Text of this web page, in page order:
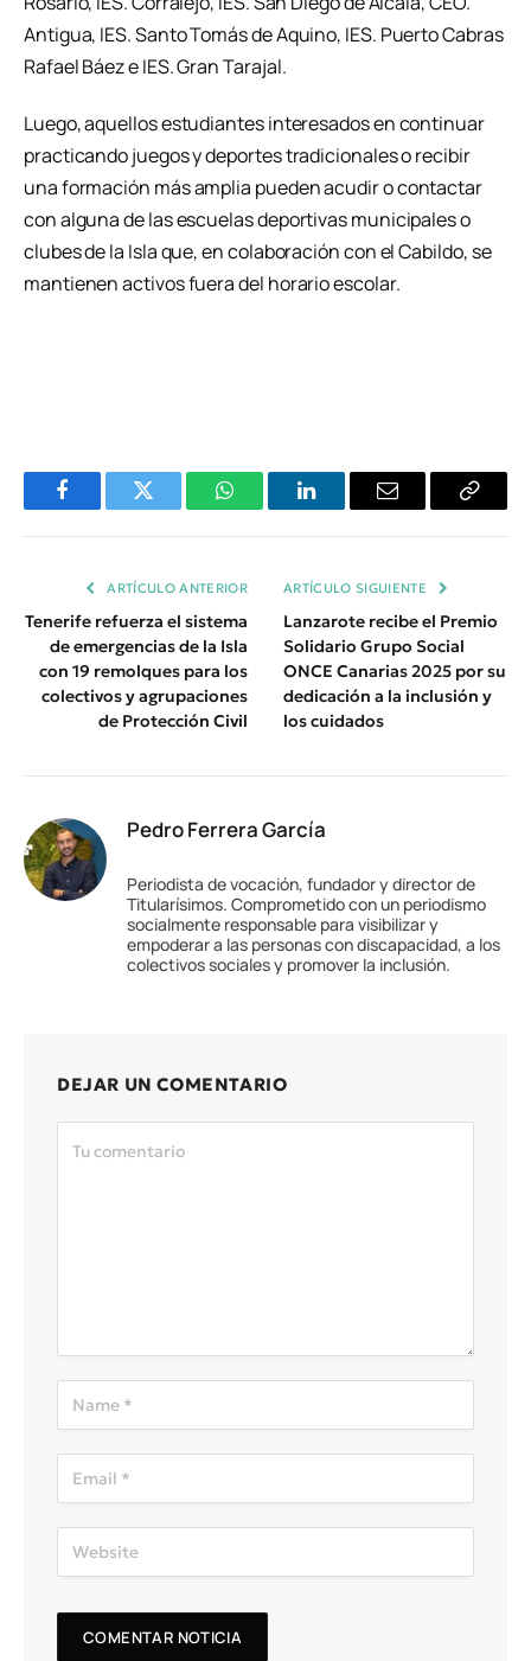
Antigua, IES. Santo Tomás de Aquino, IES. Puerto Cabras
Rafael Báez e IES. Gran Tarajal.
Luego, aquellos estudiantes interesados en continuar
practicando juegos y deportes tradicionales o recibir
una formación más amplia pueden acudir o contactar
con alguna de las escuelas deportivas municipales o
clubes de la Isla que, en colaboración con el Cabildo, se
mantienen activos fuera del horario escolar.
FacebookTwitter WhatsAppLinkedInEmail
Copiar
ARTÍCULO ANTERIOR
Tenerife refuerza el sistema
de emergencias de la Isla
con 19 remolques para los
colectivos y agrupaciones
de Protección Civil
ARTÍCULO SIGUIENTE
Lanzarote recibe el Premio
Solidario Grupo Social
ONCE Canarias 2025 por su
dedicación a la inclusión y
los cuidados
Pedro Ferrera García
Periodista de vocación, fundador y director de
Titularísimos. Comprometido con un periodismo
socialmente responsable para visibilizar y
empoderar a las personas con discapacidad, a los
colectivos sociales y promover la inclusión.
DEJAR UN COMENTARIO